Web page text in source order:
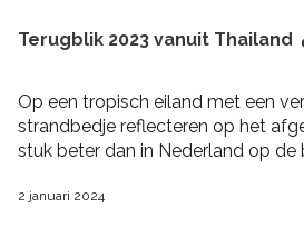
Terugblik 2023 vanuit Thailand
Op een tropisch eiland met een
strandbedje reflecteren op het
stuk beter dan in Nederland op de
fijn jaar aan rijke ervaringen,
2 januari 2024